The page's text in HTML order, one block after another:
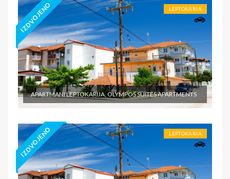
IZDVOJENO LEPTOKARIA
APARTMANI LEPTOKARIJA, OLYMPOS SUITES APARTMENTS
IZDVOJENO LEPTOKARIA